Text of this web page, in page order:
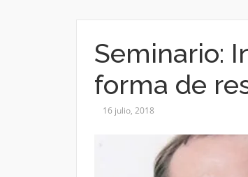
Seminario:
forma de
16 julio, 2018